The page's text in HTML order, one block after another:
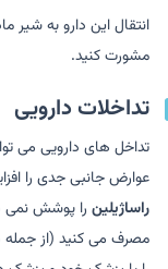
انتقال این دارو به
مشورت کنید.
تداخلات دارویی
تداخل های دارویی می
عوارض جانبی جدی را
راساژیلین را پوشش نمی
مصرف می کنید (از